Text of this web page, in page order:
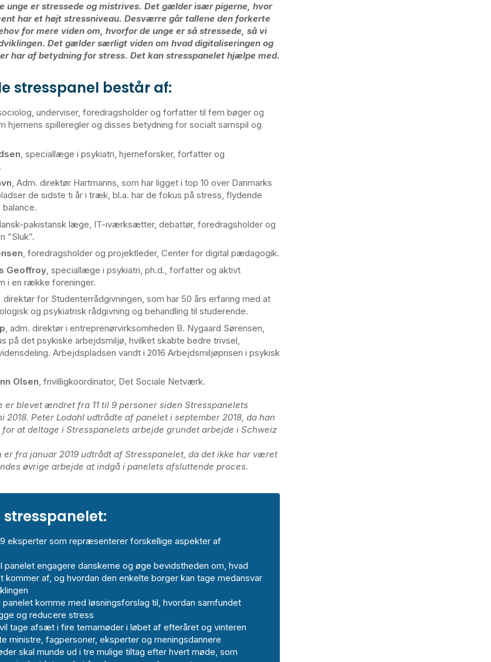
unge er stressede og mistrives. Det gælder især pigerne, hvor
har et højt stressniveau. Desværre går tallene den forkerte
for mere viden om, hvorfor de unge er så stressede, så vi
Det gælder særligt viden om hvad digitaliseringen og
har af betydning for stress. Det kan stresspanelet hjælpe med.
stresspanel består af:
underviser, foredragsholder og forfatter til fem bøger og
hjernens spilleregler og disses betydning for socialt samspil og
, speciallæge i psykiatri, hjerneforsker, forfatter og
, Adm. direktør Hartmanns, som har ligget i top 10 over Danmarks
de sidste ti år i træk, bl.a. har de fokus på stress, flydende
pakistansk læge, IT-iværksætter, debattør, foredragsholder og
”Sluk”.
, foredragsholder og projektleder, Center for digital pædagogik.
Geoffroy, speciallæge i psykiatri, ph.d., forfatter og aktivt
i en række foreninger.
direktør for Studenterrådgivningen, som har 50 års erfaring med at
og psykiatrisk rådgivning og behandling til studerende.
, adm. direktør i entreprenørvirksomheden B. Nygaard Sørensen,
på det psykiske arbejdsmiljø, hvilket skabte bedre trivsel,
Arbejdspladsen vandt i 2016 Arbejdsmiljøprisen i psykisk
Olsen, frivilligkoordinator, Det Sociale Netværk.
er blevet ændret fra 11 til 9 personer siden Stresspanelets
2018. Peter Lodahl udtrådte af panelet i september 2018, da han
at deltage i Stresspanelets arbejde grundet arbejde i Schweiz
er fra januar 2019 udtrådt af Stresspanelet, da det ikke har været
øvrige arbejde at indgå i panelets afsluttende proces.
stresspanelet:
eksperter som repræsenterer forskellige aspekter af
panelet engagere danskerne og øge bevidstheden om, hvad
kommer af, og hvordan den enkelte borger kan tage medansvar
panelet komme med løsningsforslag til, hvordan samfundet
og reducere stress
tage afsæt i fire temamøder i løbet af efteråret og vinteren
ministre, fagpersoner, eksperter og meningsdannere
skal munde ud i tre mulige tiltag efter hvert møde, som